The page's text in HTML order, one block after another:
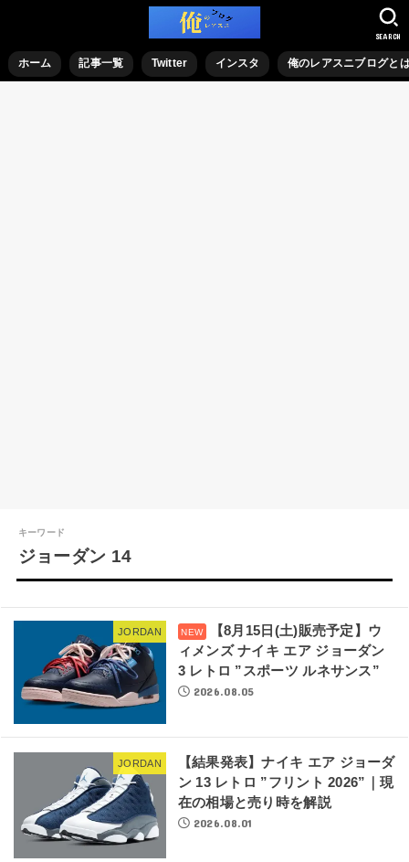
ホーム 記事一覧 Twitter インスタ 俺のレアスニブログと
SEARCH
キーワード
ジョーダン 14
JORDAN
【8月15日(土)販売予定】ウ
ィメンズ ナイキ エア ジョーダン
3 レトロ ”スポーツ ルネサンス”
2026.08.05
JORDAN
【結果発表】ナイキ エア ジョーダ
ン 13 レトロ ”フリント 2026”｜現
在の相場と売り時を解説
2026.08.01